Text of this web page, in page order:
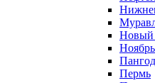
Новый
Пермь